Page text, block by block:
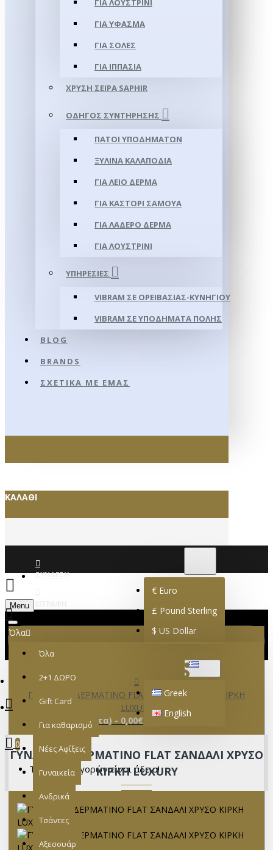
ΓΙΑ ΛΟΥΣΤΡΊΝΙ
ΓΙΑ ΥΦΑΣΜΑ
ΓΙΑ ΣΌΛΕΣ
ΓΙΑ ΙΠΠΑΣΊΑ
ΧΡΥΣΉ ΣΕΙΡΆ SAPHIR
ΟΔΗΓΌΣ ΣΥΝΤΉΡΗΣΗΣ
ΠΆΤΟΙ ΥΠΟΔΗΜΆΤΩΝ
ΞΎΛΙΝΑ ΚΑΛΑΠΌΔΙΑ
ΓΙΑ ΛΕΊΟ ΔΈΡΜΑ
ΓΙΑ ΚΑΣΤΌΡΙ ΣΑΜΟΎΑ
ΓΙΑ ΛΑΔΕΡΌ ΔΈΡΜΑ
ΓΙΑ ΛΟΥΣΤΡΊΝΙ
ΥΠΗΡΕΣΊΕΣ
VIBRAM ΣΕ ΟΡΕΙΒΑΣΊΑΣ-ΚΥΝΗΓΊΟΥ
VIBRAM ΣΕ ΥΠΟΔΉΜΑΤΑ ΠΌΛΗΣ
BLOG
BRANDS
ΣΧΕΤΙΚΆ ΜΕ ΕΜΆΣ
ΚΑΛΆΘΙ
ΣΎΝΔΕΣΗ
€ Euro
£ Pound Sterling
$ US Dollar
Greek
English
Menu
0 προϊόν(τα) - 0,00€
0
Το καλάθι αγορών είναι άδειο!
Όλα
Όλα
2+1 ΔΩΡΟ
Gift Card
Για καθαρισμό
Νέες Αφίξεις
Γυναικεία
Ανδρικά
Τσάντες
Αξεσουάρ
ΓΥΝΑΙΚΕΙΟ ΔΕΡΜΑΤΙΝΟ FLAT ΣΑΝΔΑΛΙ ΧΡΥΣΟ ΚΙΡΚΗ
LUXURY
ΓΥΝΑΙΚΕΙΟ ΔΕΡΜΑΤΙΝΟ FLAT ΣΑΝΔΑΛΙ ΧΡΥΣΟ
ΚΙΡΚΗ LUXURY